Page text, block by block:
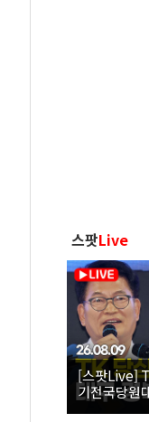
스팟Live
[스팟Live]
기전국당원
회 생중계 |